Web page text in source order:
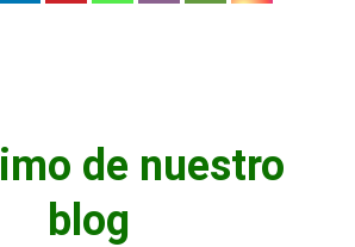
de nuestro
blog